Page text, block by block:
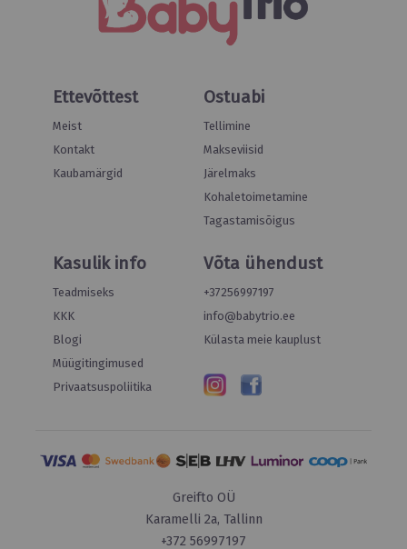
Ettevõttest
Meist
Kontakt
Kaubamärgid
Ostuabi
Tellimine
Makseviisid
Järelmaks
Kohaletoimetamine
Tagastamisõigus
Kasulik info
Teadmiseks
KKK
Blogi
Müügitingimused
Privaatsuspoliitika
Võta ühendust
+37256997197
info@babytrio.ee
Külasta meie kauplust
Greifto OÜ
Karamelli 2a, Tallinn
+372 56997197